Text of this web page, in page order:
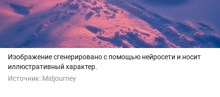
Изображение сгенерировано с помощью нейросети и носит
иллюстративный характер.
Источник: Midjourney